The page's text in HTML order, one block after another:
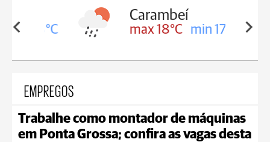
18°C
Carambeí
max 18°C min 17°C
EMPREGOS
Trabalhe como montador de máquinas
em Ponta Grossa; confira as vagas desta